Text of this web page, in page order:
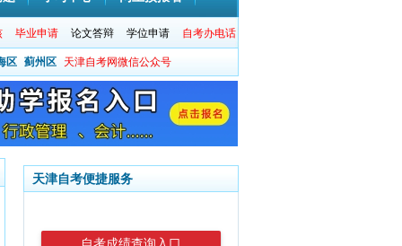
毕业申请 论文答辩 学位申请 自考办电话
区 蓟州区 天津自考网微信公众号
天津自考便捷服务